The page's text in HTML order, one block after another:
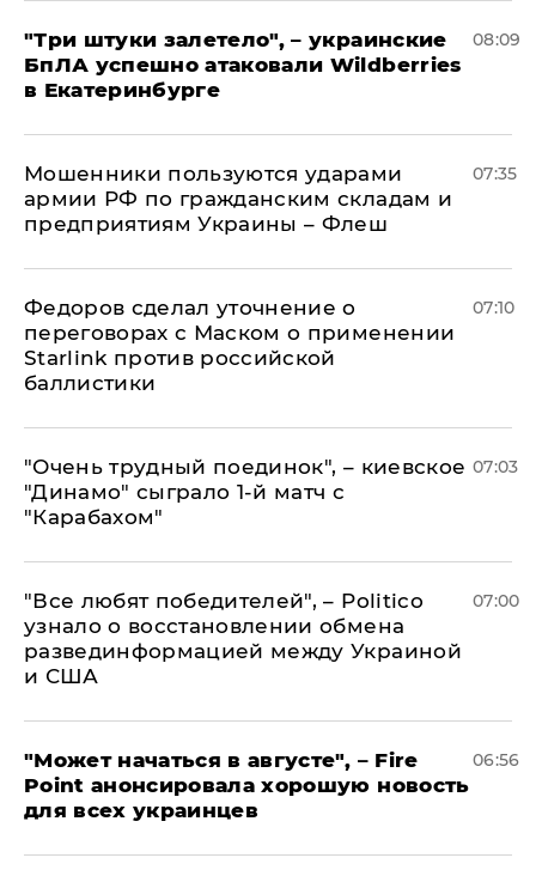
"Три штуки залетело", – украинские
БпЛА успешно атаковали Wildberries
в Екатеринбурге
08:09
Мошенники пользуются ударами
армии РФ по гражданским складам и
предприятиям Украины – Флеш
07:35
Федоров сделал уточнение о
переговорах с Маском о применении
Starlink против российской
баллистики
07:10
"Очень трудный поединок", – киевское
"Динамо" сыграло 1-й матч с
"Карабахом"
07:03
​"Все любят победителей", – Politico
узнало о восстановлении обмена
развединформацией между Украиной
и США
07:00
"Может начаться в августе", – Fire
Point анонсировала хорошую новость
для всех украинцев
06:56